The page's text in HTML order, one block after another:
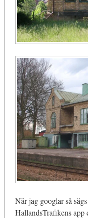
När jag googlar så
HallandsTrafikens app